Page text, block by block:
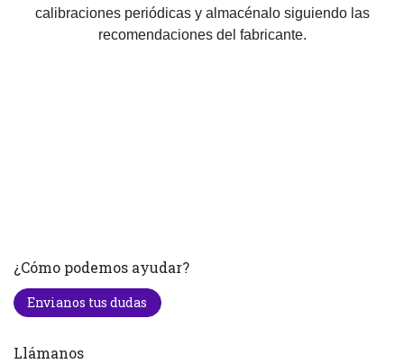
calibraciones periódicas y almacénalo siguiendo las
recomendaciones del fabricante.
¿Cómo podemos ayudar?
Envianos tus dudas
Llámanos